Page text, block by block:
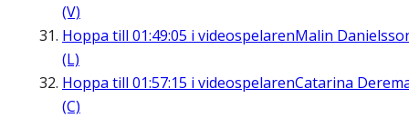
(V)
Hoppa till 01:49:05 i videospelarenMalin
(L)
Hoppa till 01:57:15 i videospelarenCatarina
(C)